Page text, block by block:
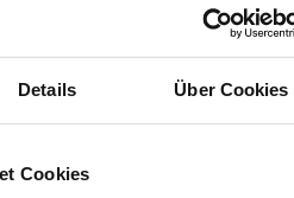
Details Über Cookies
Cookies
sieht so aus, dass der
technischen Abteilungen
die Zeit für tiefgehende
fehlt. Genau hier
Mehrwert.